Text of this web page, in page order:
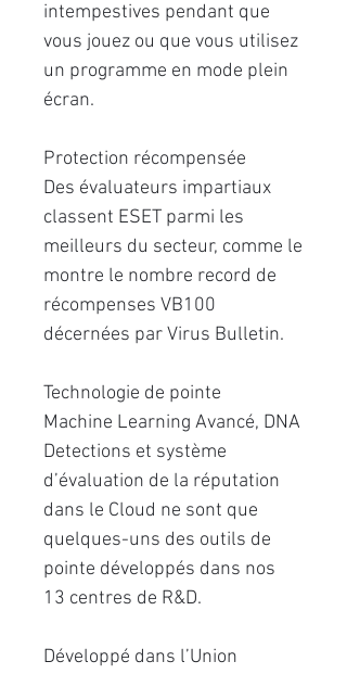
intempestives pendant que
vous jouez ou que vous utilisez
un programme en mode plein
écran.
Protection récompensée
Des évaluateurs impartiaux
classent ESET parmi les
meilleurs du secteur, comme le
montre le nombre record de
récompenses VB100
décernées par Virus Bulletin.
Technologie de pointe
Machine Learning Avancé, DNA
Detections et système
d’évaluation de la réputation
dans le Cloud ne sont que
quelques-uns des outils de
pointe développés dans nos
13 centres de R&D.
Développé dans l’Union